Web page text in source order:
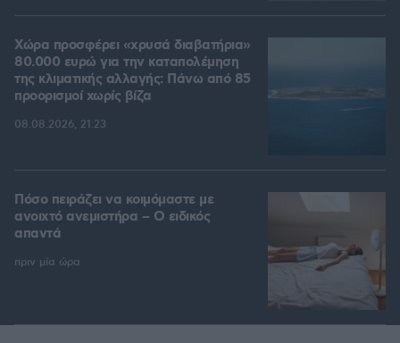
Χώρα προσφέρει «χρυσά διαβατήρια»
80.000 ευρώ για την καταπολέμηση
της κλιματικής αλλαγής: Πάνω από 85
προορισμοί χωρίς βίζα
08.08.2026, 21:23
Πόσο πειράζει να κοιμόμαστε με
ανοιχτό ανεμιστήρα – Ο ειδικός
απαντά
πριν μία ώρα